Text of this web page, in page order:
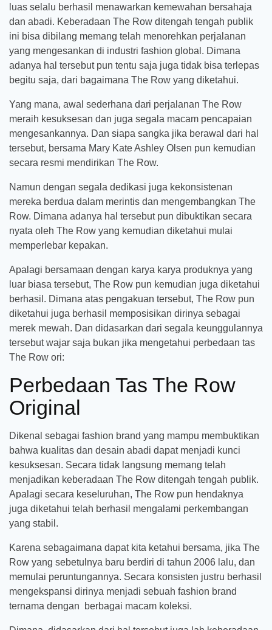
luas selalu berhasil menawarkan kemewahan bersahaja
dan abadi. Keberadaan The Row ditengah tengah publik
ini bisa dibilang memang telah menorehkan perjalanan
yang mengesankan di industri fashion global. Dimana
adanya hal tersebut pun tentu saja juga tidak bisa terlepas
begitu saja, dari bagaimana The Row yang diketahui.
Yang mana, awal sederhana dari perjalanan The Row
meraih kesuksesan dan juga segala macam pencapaian
mengesankannya. Dan siapa sangka jika berawal dari hal
tersebut, bersama Mary Kate Ashley Olsen pun kemudian
secara resmi mendirikan The Row.
Namun dengan segala dedikasi juga kekonsistenan
mereka berdua dalam merintis dan mengembangkan The
Row. Dimana adanya hal tersebut pun dibuktikan secara
nyata oleh The Row yang kemudian diketahui mulai
memperlebar kepakan.
Apalagi bersamaan dengan karya karya produknya yang
luar biasa tersebut, The Row pun kemudian juga diketahui
berhasil. Dimana atas pengakuan tersebut, The Row pun
diketahui juga berhasil memposisikan dirinya sebagai
merek mewah. Dan didasarkan dari segala keunggulannya
tersebut wajar saja bukan jika mengetahui perbedaan tas
The Row ori:
Perbedaan Tas The Row
Original
Dikenal sebagai fashion brand yang mampu membuktikan
bahwa kualitas dan desain abadi dapat menjadi kunci
kesuksesan. Secara tidak langsung memang telah
menjadikan keberadaan The Row ditengah tengah publik.
Apalagi secara keseluruhan, The Row pun hendaknya
juga diketahui telah berhasil mengalami perkembangan
yang stabil.
Karena sebagaimana dapat kita ketahui bersama, jika The
Row yang sebetulnya baru berdiri di tahun 2006 lalu, dan
memulai peruntungannya. Secara konsisten justru berhasil
mengekspansi dirinya menjadi sebuah fashion brand
ternama dengan berbagai macam koleksi.